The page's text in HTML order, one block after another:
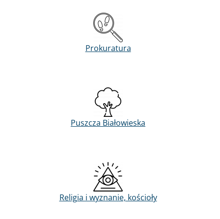
Prokuratura
Puszcza Białowieska
Religia i wyznanie, kościoły